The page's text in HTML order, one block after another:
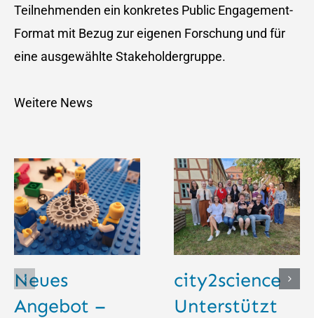
Teilnehmenden ein konkretes Public Engagement-
Format mit Bezug zur eigenen Forschung und für
eine ausgewählte Stakeholdergruppe.
Weitere News
Neues
Angebot –
city2science
Unterstützt